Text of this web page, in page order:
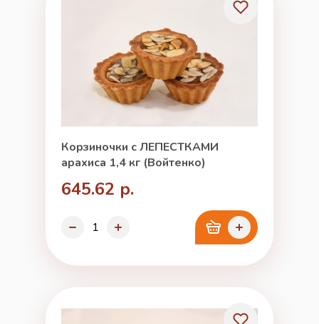
Корзиночки с ЛЕПЕСТКАМИ
арахиса 1,4 кг (Войтенко)
645.62 р.